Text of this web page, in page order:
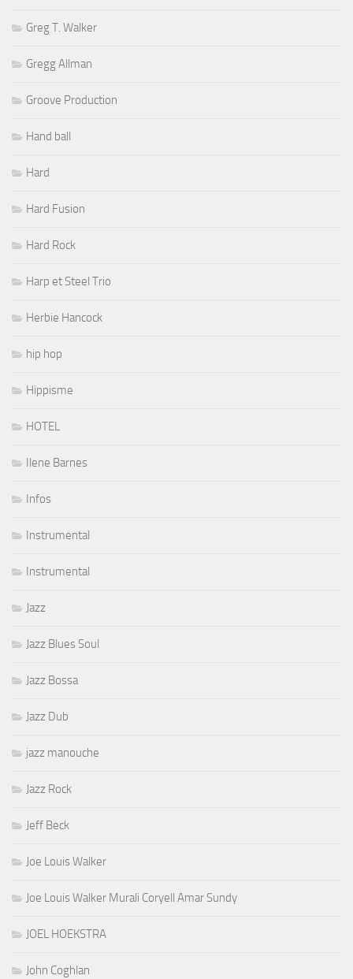
Greg T. Walker
Gregg Allman
Groove Production
Hand ball
Hard
Hard Fusion
Hard Rock
Harp et Steel Trio
Herbie Hancock
hip hop
Hippisme
HOTEL
Ilene Barnes
Infos
Instrumental
Instrumental
Jazz
Jazz Blues Soul
Jazz Bossa
Jazz Dub
jazz manouche
Jazz Rock
Jeff Beck
Joe Louis Walker
Joe Louis Walker Murali Coryell Amar Sundy
JOEL HOEKSTRA
John Coghlan